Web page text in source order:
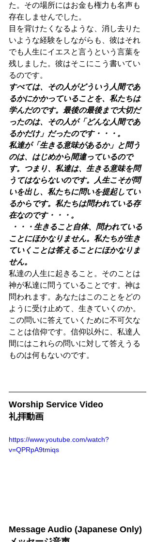
た。その場所にはお金も権力も名声も
存在しませんでした。
目を背けたくなるような、消し去りた
いような経験をしながらも、彼はそれ
でも人生にイエスと言うという言葉を
残しました。彼はそこにこう書いてい
るのです。
すべては、その人がどういう人間であ
るかにかかっていることを、私たちは
学んだのです。最後の最後まで大切だ
ったのは、その人が「どんな人間であ
るかだけ」だったのです・・・。
私達が「生きる意味があるか」と問う
のは、はじめから間違っているので
す。つまり、私達は、生きる意味を問
うてはならないのです。人生こそが問
いを出し、私たちに問いを提起してい
るからです。私たちは問われている存
在なのです・・・。
ことにほかなりません。私たちが生き
ていくことは答えることにほかなりま
せん。
私達の人生に起きること。そのことは
神が私達に問うていることです。神は
問われます。あなたはこのことをどの
ように受け止めて、生きていくのか。
この問いに答えていくために不可欠な
ことは信仰です。信仰以外に、私達人
間にはこれらの問いに対して答えうる
ものは何もないのです。
Worship Service Video
礼拝動画
https://www.youtube.com/watch?
v=QPRpA9tmiqs
Message Audio (Japanese Only)